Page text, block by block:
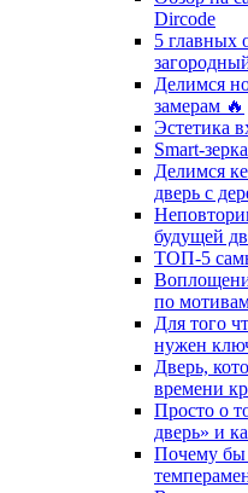
Dircode
5 главных
Делимся
замерам 🔥
Эстетика
Smart-
Делимся
дверь с
будущей
ТОП-5
по
Для того
нужен
Дверь,
времени
Просто о
дверь» и
Почему бы